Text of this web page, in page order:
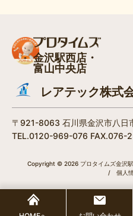
金沢駅西店・
富山中央店
レアテック株式
〒921-8063 石川県金沢市八日
TEL.0120-969-076 FAX.076-
Copyright © 2026 プロタイムズ金沢
/
個人